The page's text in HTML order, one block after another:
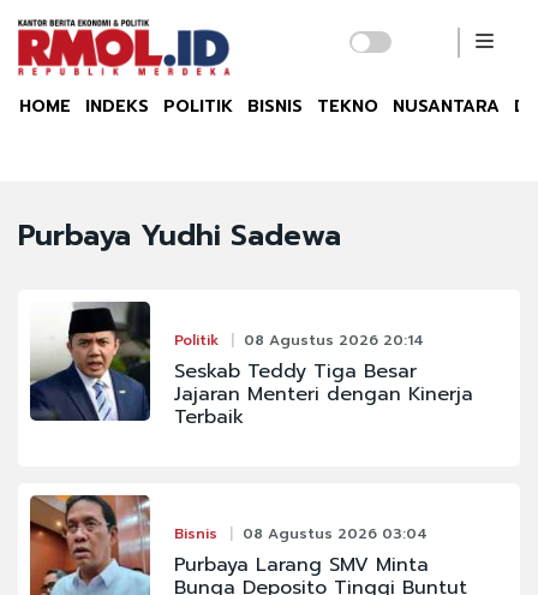
HOME INDEKS POLITIK BISNIS TEKNO NUSANTARA
Purbaya Yudhi Sadewa
Politik 08 Agustus 2026 20:14
Seskab Teddy Tiga Besar
Jajaran Menteri dengan Kinerja
Terbaik
Bisnis 08 Agustus 2026 03:04
Purbaya Larang SMV Minta
Bunga Deposito Tinggi Buntut